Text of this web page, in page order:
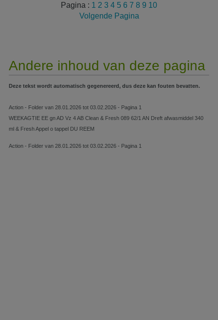
Pagina : 1 2 3 4 5 6 7 8 9 10
Volgende Pagina
Andere inhoud van deze pagina
Deze tekst wordt automatisch gegenereerd, dus deze kan fouten bevatten.
Action - Folder van 28.01.2026 tot 03.02.2026 - Pagina 1
WEEKAGTIE EE gn AD Vz 4 AB Clean & Fresh 089 62/1 AN Dreft afwasmiddel 340
ml & Fresh Appel o tappel DU REEM
Action - Folder van 28.01.2026 tot 03.02.2026 - Pagina 1